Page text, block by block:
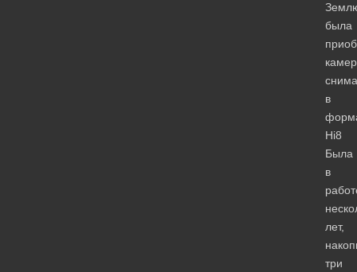
была
в
Hi8
Была
в
лет,
три